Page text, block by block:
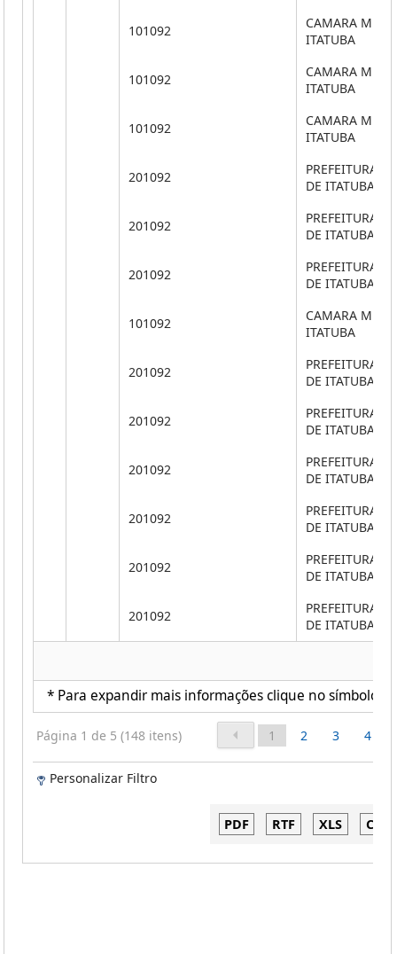
* Para expandir mais informações clique no símbolo
101092
CAMARA
ITATUBA
101092
CAMARA
ITATUBA
101092
CAMARA
ITATUBA
201092
PREFEITURA
DE ITATUBA
201092
PREFEITURA
DE ITATUBA
201092
PREFEITURA
DE ITATUBA
101092
CAMARA
ITATUBA
201092
PREFEITURA
DE ITATUBA
201092
PREFEITURA
DE ITATUBA
201092
PREFEITURA
DE ITATUBA
201092
PREFEITURA
DE ITATUBA
201092
PREFEITURA
DE ITATUBA
201092
PREFEITURA
DE ITATUBA
Página 1 de 5 (148 itens) 1 2 3 4
Personalizar Filtro